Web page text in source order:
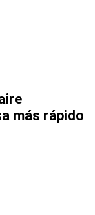
más rápido